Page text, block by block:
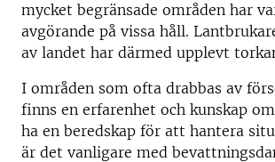
mycket begränsade områden har
avgörande på vissa håll.
av landet har därmed upplevt
I områden som ofta drabbas av
finns en erfarenhet och kunskap
ha en beredskap för att hantera
är det vanligare med